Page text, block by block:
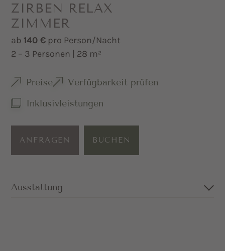
ZIRBEN RELAX
ZIMMER
ab 140 € pro Person/Nacht
2 – 3 Personen | 28 m²
Preise
Verfügbarkeit prüfen
Inklusivleistungen
ANFRAGEN BUCHEN
Ausstattung